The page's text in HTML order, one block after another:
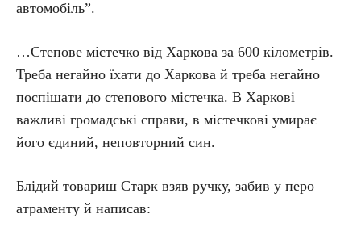
автомобіль”.
…Степове містечко від Харкова за 600 кілометрів.
Треба негайно їхати до Харкова й треба негайно
поспішати до степового містечка. В Харкові
важливі громадські справи, в містечкові умирає
його єдиний, неповторний син.
Блідий товариш Старк взяв ручку, забив у перо
атраменту й написав: